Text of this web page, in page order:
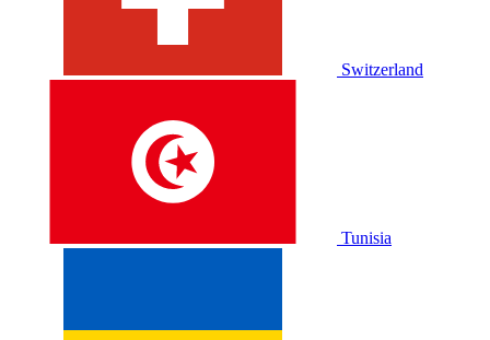
Switzerland
Tunisia